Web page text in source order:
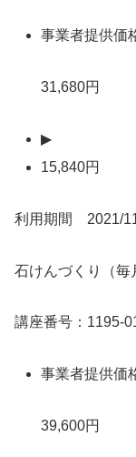
事業者提供価
31,680円
▶
15,840円
利用期間 2021/
石けんづくり（毎
講座番号：1195-
事業者提供価
39,600円